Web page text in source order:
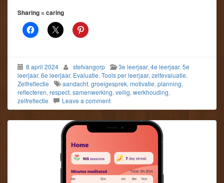
Sharing = caring
8 april 2024 stefvangorp 3e leerjaar, 4e leerjaar, 5e
leerjaar, 6e leerjaar, Evaluatie, Tools per leerjaar, zelfevaluatie,
Zelfreflectie
aandacht, groeigesprek, motivatie, planning,
reflecteren, respect, samenwerking, veilig, werkhouding,
zelfreflectie
Leave a comment